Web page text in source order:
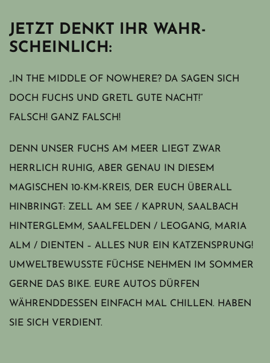
JETZT DENKT IHR WAHR­
SCHEIN­LICH:
„IN THE MIDDLE OF NOWHERE? DA SAGEN SICH
DOCH FUCHS UND GRETL GUTE NACHT!“
FALSCH! GANZ FALSCH!
DENN UNSER FUCHS AM MEER LIEGT ZWAR
HERRLICH RUHIG, ABER GENAU IN DIESEM
MAGISCHEN 10-KM-KREIS, DER EUCH ÜBERALL
HINBRINGT: ZELL AM SEE / KAPRUN, SAALBACH
HINTERGLEMM, SAALFELDEN / LEOGANG, MARIA
ALM / DIENTEN – ALLES NUR EIN KATZENSPRUNG!
UMWELTBEWUSSTE FÜCHSE NEHMEN IM SOMMER
GERNE DAS BIKE. EURE AUTOS DÜRFEN
WÄHRENDDESSEN EINFACH MAL CHILLEN. HABEN
SIE SICH VERDIENT.